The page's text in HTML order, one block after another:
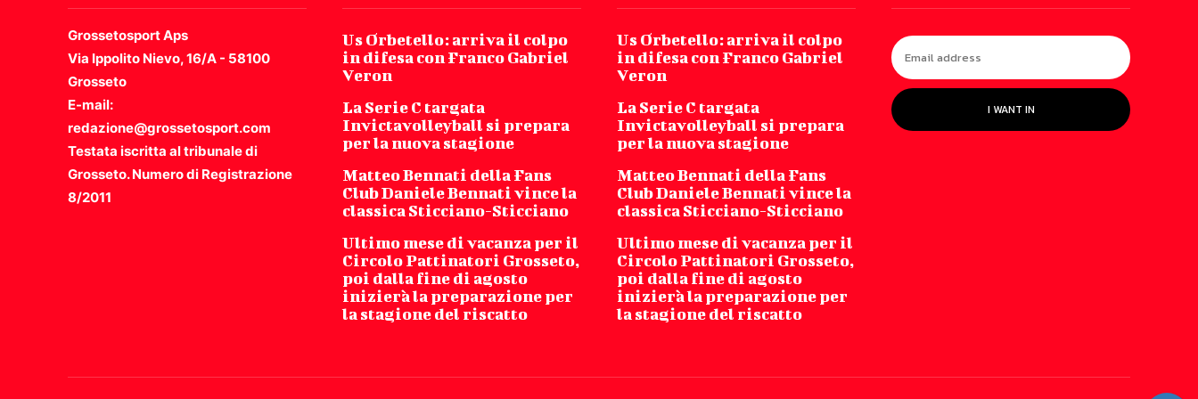
Grossetosport Aps
Via Ippolito Nievo, 16/A - 58100
Grosseto
E-mail:
redazione@grossetosport.com
Testata iscritta al tribunale di
Grosseto. Numero di Registrazione
8/2011
Us Orbetello: arriva il colpo
in difesa con Franco Gabriel
Veron
La Serie C targata
Invictavolleyball si prepara
per la nuova stagione
Matteo Bennati della Fans
Club Daniele Bennati vince la
classica Sticciano-Sticciano
Ultimo mese di vacanza per il
Circolo Pattinatori Grosseto,
poi dalla fine di agosto
inizierà la preparazione per
la stagione del riscatto
Us Orbetello: arriva il colpo
in difesa con Franco Gabriel
Veron
La Serie C targata
Invictavolleyball si prepara
per la nuova stagione
Matteo Bennati della Fans
Club Daniele Bennati vince la
classica Sticciano-Sticciano
Ultimo mese di vacanza per il
Circolo Pattinatori Grosseto,
poi dalla fine di agosto
inizierà la preparazione per
la stagione del riscatto
I WANT IN